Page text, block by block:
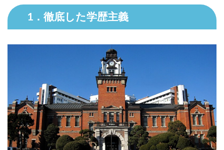
1．徹底した学歴主義